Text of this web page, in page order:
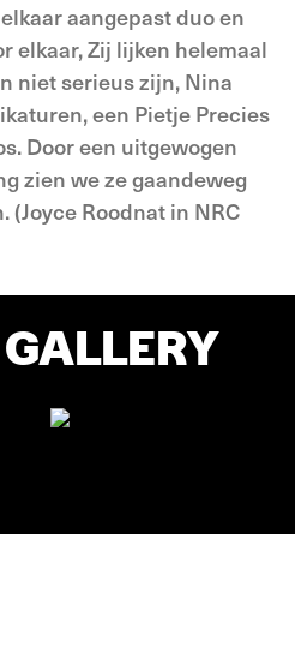
aangepast duo en
elkaar, Zij lijken helemaal
niet serieus zijn, Nina
een Pietje Precies
Door een uitgewogen
zien we ze gaandeweg
(Joyce Roodnat in NRC